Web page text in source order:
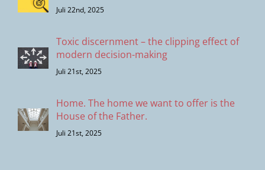
Juli 22nd, 2025
Toxic discernment – the clipping effect of
modern decision-making
Juli 21st, 2025
Home. The home we want to offer is the
House of the Father.
Juli 21st, 2025